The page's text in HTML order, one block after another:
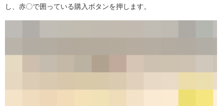
し、赤〇で囲っている購入ボタンを押します。